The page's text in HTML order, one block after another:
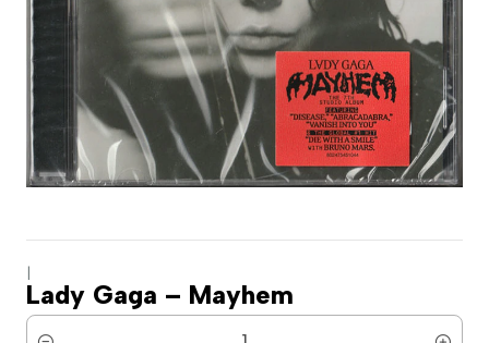
Lady Gaga – Mayhem